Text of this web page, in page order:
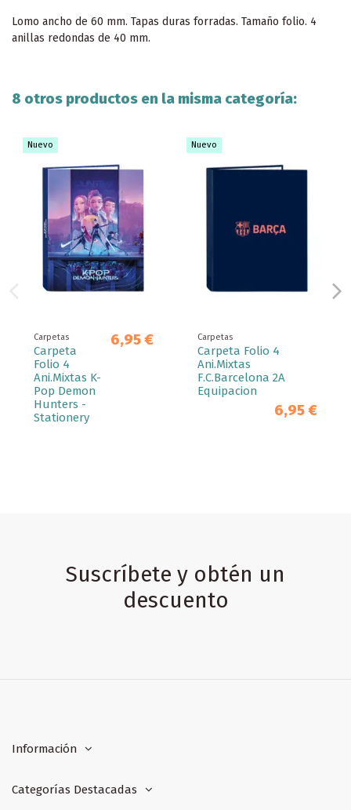
Lomo ancho de 60 mm. Tapas duras forradas. Tamaño folio. 4
anillas redondas de 40 mm.
8 otros productos en la misma categoría:
Nuevo
Carpetas
Carpeta
Folio 4
Ani.Mixtas K-
Pop Demon
Hunters -
Stationery
6,95 €
Nuevo
Carpetas
Carpeta Folio 4
Ani.Mixtas
F.C.Barcelona 2A
Equipacion
6,95 €
Suscríbete y obtén un
descuento
Información
Categorías Destacadas